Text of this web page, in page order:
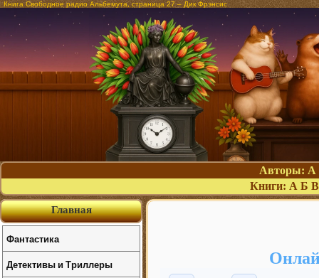
Книга Свободное радио Альбемута, страница 27 – Дик Фрэнсис
Авторы: А
Книги: А Б В
Главная
Фантастика
Детективы и Триллеры